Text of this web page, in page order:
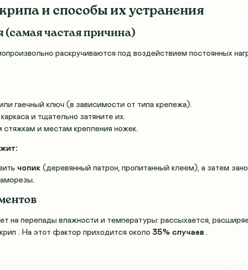
и способы их устранения
(самая частая причина)
раскручиваются под воздействием постоянных
гаечный ключ (в зависимости от типа крепежа).
и тщательно затяните их.
и местам крепления ножек.
чопик (деревянный патрон, пропитанный клеем), а затем
на перепады влажности и температуры: рассыхается,
. На этот фактор приходится около 35% случаев .